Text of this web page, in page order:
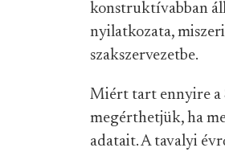
konstruktívabban
nyilatkozata,
szakszervezetbe.
Miért tart ennyire a
megérthetjük, ha
adatait. A tavalyi